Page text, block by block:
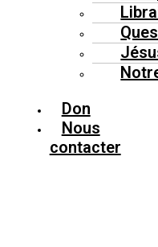
Don
Nous
contacter